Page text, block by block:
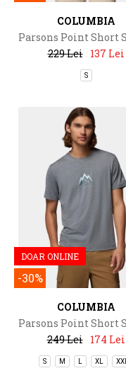
COLUMBIA
Parsons Point Short
Logo Tee
229 Lei 137 Lei
S
DOAR ONLINE
-30%
COLUMBIA
Parsons Point Short
Graphic Tee
249 Lei 174 Lei
S M XL XXL